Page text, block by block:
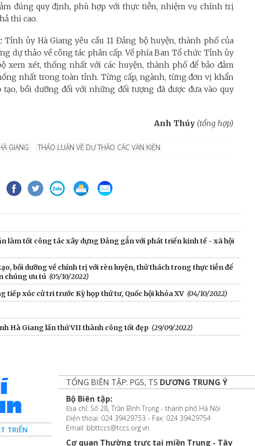
đúng quy định, phù hợp với thực tiễn, nhiệm vụ chính trị
thi cao.
ủy Hà Giang yêu cầu 11 Đảng bộ huyện, thành phố của
dự thảo về công tác phân cấp. Về phía Ban Tổ chức Tỉnh ủy
xem xét, thống nhất với các huyện, thành phố để bảo đảm
nhất trong toàn tỉnh. Từng cấp, ngành, từng đơn vị khẩn
bồi dưỡng đối với những đối tượng đã được đưa vào quy
Anh Thúy (tổng hợp)
GIANG THẢO LUẬN VỀ DỰ THẢO CÁC VĂN KIỆN
làm tốt công tác xây dựng Đảng gắn với phát triển kinh tế - xã hội
bồi dưỡng về chính trị với rèn luyện, thử thách trong thực tiễn để
chúng ưu tú (05/10/2022)
tiếp xúc cử tri trước Kỳ họp thứ tư, Quốc hội khóa XV (04/10/2022)
Hà Giang lần thứ VII thành công tốt đẹp (29/09/2022)
TRIỂN
TỔNG BIÊN TẬP: PGS, TS DƯƠNG TRUNG Ý
Bộ Biên tập:
Địa chỉ: Số 28, Trần Bình Trọng - thành phố Hà Nội
Điện thoại: 024 39429753 - Fax: 024 39429754
Email: bbttccs@tccs.org.vn
Cơ quan Thường trực tại miền Trung - Tây